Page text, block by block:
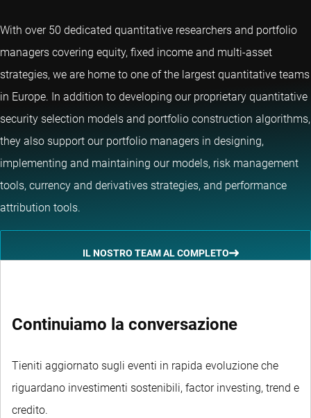
With over 50 dedicated quantitative researchers and portfolio
managers covering equity, fixed income and multi-asset
strategies, we are home to one of the largest quantitative teams
in Europe. In addition to developing our proprietary quantitative
security selection models and portfolio construction algorithms,
they also support our portfolio managers in designing,
implementing and maintaining our models, risk management
tools, currency and derivatives strategies, and performance
attribution tools.
IL NOSTRO TEAM AL COMPLETO
Continuiamo la conversazione
Tieniti aggiornato sugli eventi in rapida evoluzione che
riguardano investimenti sostenibili, factor investing, trend e
credito.